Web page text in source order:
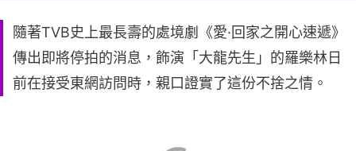
隨著TVB史上最長壽的處境劇《愛·回家之開心速遞》
傳出即將停拍的消息，飾演「大龍先生」的羅樂林日
前在接受東網訪問時，親口證實了這份不捨之情。